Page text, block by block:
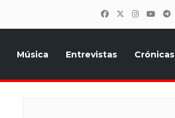
Música Entrevistas Crónicas